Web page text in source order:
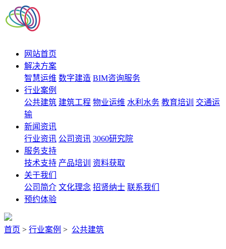
网站首页
解决方案
智慧运维 数字建造 BIM咨询服务
行业案例
公共建筑 建筑工程 物业运维 水利水务 教育培训
交通运
输
新闻资讯
行业资讯 公司资讯 3060研究院
服务支持
技术支持 产品培训
资料获取
关于我们
公司简介 文化理念 招贤纳士 联系我们
预约体验
首页 > 行业案例 > 公共建筑